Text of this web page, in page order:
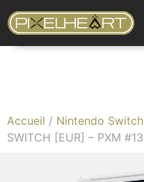
Accueil / Nintendo Switch
SWITCH [EUR] – PXM #13